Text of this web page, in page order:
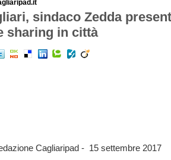
sindaco Zedda
sharing in città
Cagliaripad - 15 settembre 2017